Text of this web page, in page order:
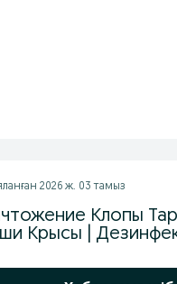
2026 ж. 03 тамыз
Клопы
Крысы |